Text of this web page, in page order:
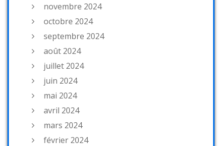
novembre 2024
octobre 2024
septembre 2024
août 2024
juillet 2024
juin 2024
mai 2024
avril 2024
mars 2024
février 2024